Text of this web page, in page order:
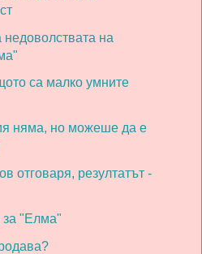
на
са малко умните
няма, но можеше да е
отговаря, резултатът -
"Елма"